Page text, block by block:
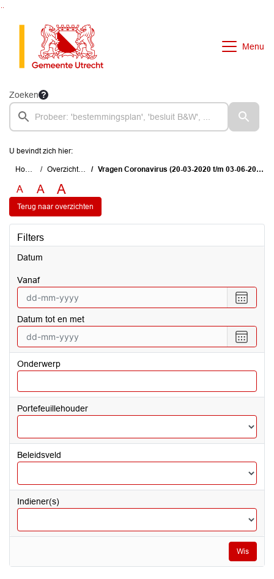
Menu
Zoeken
U bevindt zich hier:
Home Overzichten Vragen Coronavirus (20-03-2020 t/m 03-06-2020)
A A A
Terug naar overzichten
Filters
Datum
vanaf
een
vanaf
Datum tot en met
een
tot
met
Onderwerp
Portefeuillehouder
Beleidsveld
Indiener(s)
Wis